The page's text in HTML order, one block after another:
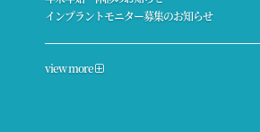
インプラントモニター募集のお知らせ
view more